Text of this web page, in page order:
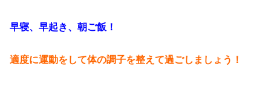
早寝、早起き、朝ご飯！
適度に運動をして体の調子を整えて過ごしましょう！